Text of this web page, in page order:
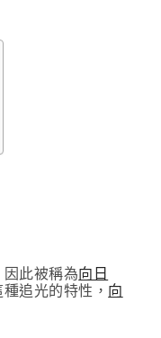
此被稱為向日
追光的特性， 向